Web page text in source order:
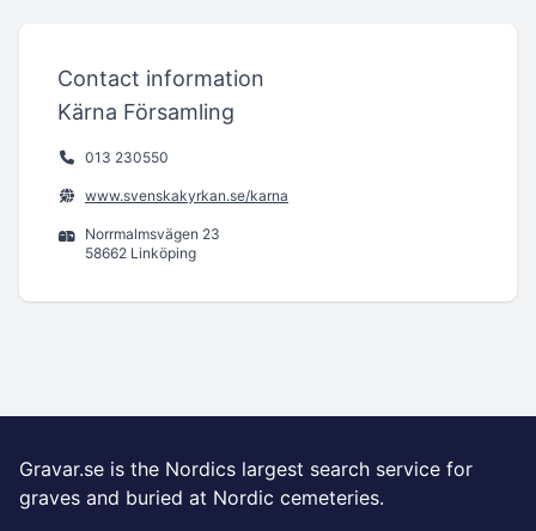
Contact information
Kärna Församling
013 230550
www.svenskakyrkan.se/karna
Norrmalmsvägen 23
58662 Linköping
Gravar.se is the Nordics largest search service for
graves and buried at Nordic cemeteries.